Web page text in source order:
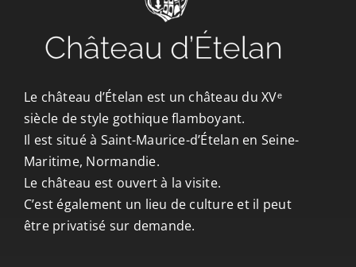
Le château d’Ételan est un château du XVᵉ
siècle de style gothique flamboyant.
Il est situé à Saint-Maurice-d’Ételan en Seine-
Maritime, Normandie.
Le château est ouvert à la visite.
C’est également un lieu de culture et il peut
être privatisé sur demande.